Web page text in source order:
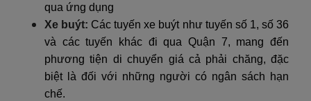
qua ứng dụng
Xe buýt: Các tuyến xe buýt như tuyến số 1, số 36
và các tuyến khác đi qua Quận 7, mang đến
phương tiện di chuyển giá cả phải chăng, đặc
biệt là đối với những người có ngân sách hạn
chế.